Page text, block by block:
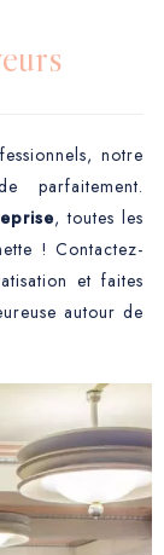
notre
parfaitement.
, toutes les
! Contactez-
et faites
autour de